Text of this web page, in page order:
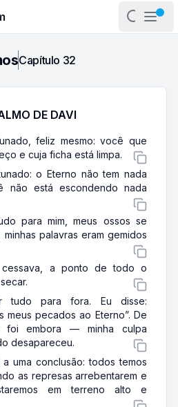
Abrir
Capítulo 32
DE DAVI
feliz mesmo: você que
e cuja ficha está limpa.
o Eterno não tem nada
não está escondendo nada
para mim, meus ossos se
palavras eram gemidos
cessava, a ponto de todo o
tudo para fora. Eu disse:
meus pecados ao Eterno”. De
foi embora — minha culpa
desapareceu.
uma conclusão: todos temos
as represas arrebentarem e
em terreno alto e